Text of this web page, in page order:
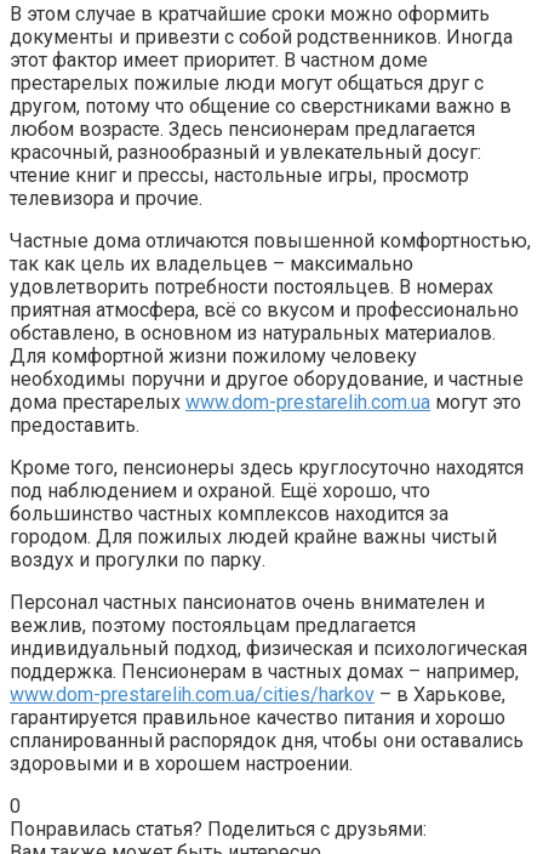
В этом случае в кратчайшие сроки можно оформить
документы и привезти с собой родственников. Иногда
этот фактор имеет приоритет. В частном доме
престарелых пожилые люди могут общаться друг с
другом, потому что общение со сверстниками важно в
любом возрасте. Здесь пенсионерам предлагается
красочный, разнообразный и увлекательный досуг:
чтение книг и прессы, настольные игры, просмотр
телевизора и прочие.
Частные дома отличаются повышенной комфортностью,
так как цель их владельцев – максимально
удовлетворить потребности постояльцев. В номерах
приятная атмосфера, всё со вкусом и профессионально
обставлено, в основном из натуральных материалов.
Для комфортной жизни пожилому человеку
необходимы поручни и другое оборудование, и частные
дома престарелых www.dom-prestarelih.com.ua могут это
предоставить.
Кроме того, пенсионеры здесь круглосуточно находятся
под наблюдением и охраной. Ещё хорошо, что
большинство частных комплексов находится за
городом. Для пожилых людей крайне важны чистый
воздух и прогулки по парку.
Персонал частных пансионатов очень внимателен и
вежлив, поэтому постояльцам предлагается
индивидуальный подход, физическая и психологическая
поддержка. Пенсионерам в частных домах – например,
www.dom-prestarelih.com.ua/cities/harkov – в Харькове,
гарантируется правильное качество питания и хорошо
спланированный распорядок дня, чтобы они оставались
здоровыми и в хорошем настроении.
0
Понравилась статья? Поделиться с друзьями: